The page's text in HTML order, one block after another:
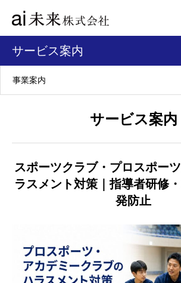
サービス案内
事業案内
サービス案内
スポーツクラブ・プロスポー
ラスメント対策｜指導者研修
発防止